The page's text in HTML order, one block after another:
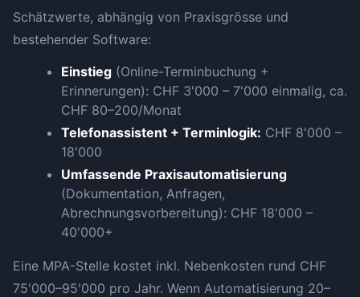
Schätzwerte, abhängig von Praxisgrösse und
bestehender Software:
Einstieg (Online-Terminbuchung +
Erinnerungen): CHF 3'000 – 7'000 einmalig, ca.
CHF 80–200/Monat
Telefonassistent + Terminlogik: CHF 8'000 –
18'000
Umfassende Praxisautomatisierung
(Dokumentation, Anfragen,
Abrechnungsvorbereitung): CHF 18'000 –
40'000+
Eine MPA-Stelle kostet inkl. Nebenkosten rund CHF
75'000–95'000 pro Jahr. Wenn Automatisierung 20–